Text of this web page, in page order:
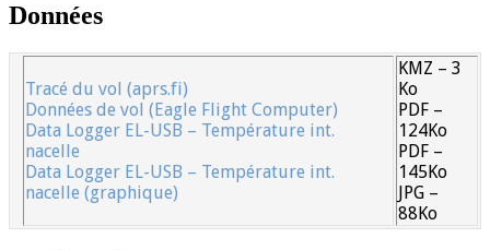
Données
Tracé du vol (aprs.fi)
Données de vol (Eagle Flight Computer)
Data Logger EL-USB – Température int.
nacelle
Data Logger EL-USB – Température int.
nacelle (graphique)
KMZ – 3
Ko
PDF –
124Ko
PDF –
145Ko
JPG –
88Ko